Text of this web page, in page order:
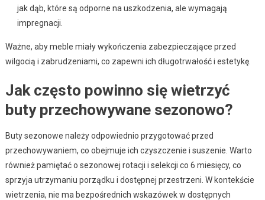
jak dąb, które są odporne na uszkodzenia, ale wymagają
impregnacji.
Ważne, aby meble miały wykończenia zabezpieczające przed
wilgocią i zabrudzeniami, co zapewni ich długotrwałość i estetykę.
Jak często powinno się wietrzyć
buty przechowywane sezonowo?
Buty sezonowe należy odpowiednio przygotować przed
przechowywaniem, co obejmuje ich czyszczenie i suszenie. Warto
również pamiętać o sezonowej rotacji i selekcji co 6 miesięcy, co
sprzyja utrzymaniu porządku i dostępnej przestrzeni. W kontekście
wietrzenia, nie ma bezpośrednich wskazówek w dostępnych